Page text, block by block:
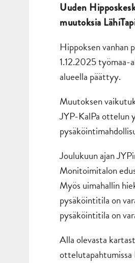
Uuden Hippo
muutoksia
Hippoksen vanhan
1.12.2025 työmaa-
alueella päättyy.
Muutoksen
JYP-KalPa ottelun
Joulukuun ajan
Monitoimitalon
Myös uimahallin
pysäköintitila on
pysäköintitila on
Alla olevasta
ottelutapahtumissa